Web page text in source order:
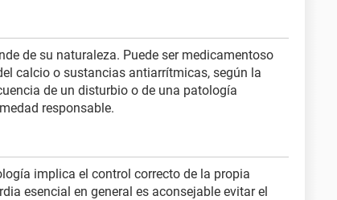
de su naturaleza. Puede ser medicamentoso
calcio o sustancias antiarrítmicas, según la
de un disturbio o de una patología
responsable.
implica el control correcto de la propia
esencial en general es aconsejable evitar el